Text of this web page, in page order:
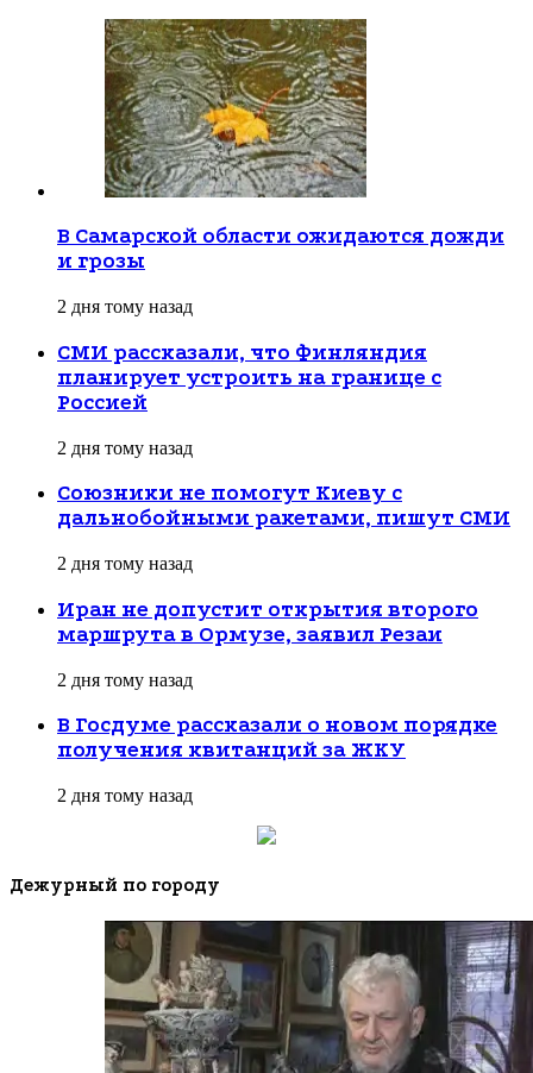
В Самарской области ожидаются дожди
и грозы
2 дня тому назад
СМИ рассказали, что Финляндия
планирует устроить на границе с
Россией
2 дня тому назад
Союзники не помогут Киеву с
дальнобойными ракетами, пишут СМИ
2 дня тому назад
Иран не допустит открытия второго
маршрута в Ормузе, заявил Резаи
2 дня тому назад
В Госдуме рассказали о новом порядке
получения квитанций за ЖКУ
2 дня тому назад
Дежурный по городу